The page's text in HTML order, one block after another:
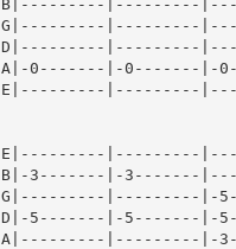
B|---------|---------
G|---------|---------
D|---------|---------
A|-0-------|-0-------|-
E|---------|---------
E|---------|---------
B|-3-------|-3-------
G|---------|---------|-
D|-5-------|-5-------|-
A|---------|---------|-